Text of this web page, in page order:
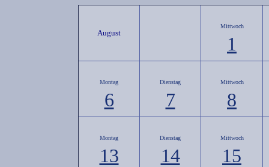
August
Mittwoch
1
Montag
6
Dienstag
7
Mittwoch
8
Montag
13
Dienstag
14
Mittwoch
15